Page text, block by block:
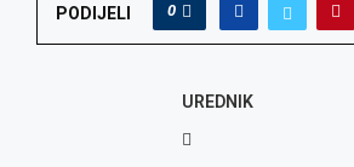
PODIJELI 0
UREDNIK